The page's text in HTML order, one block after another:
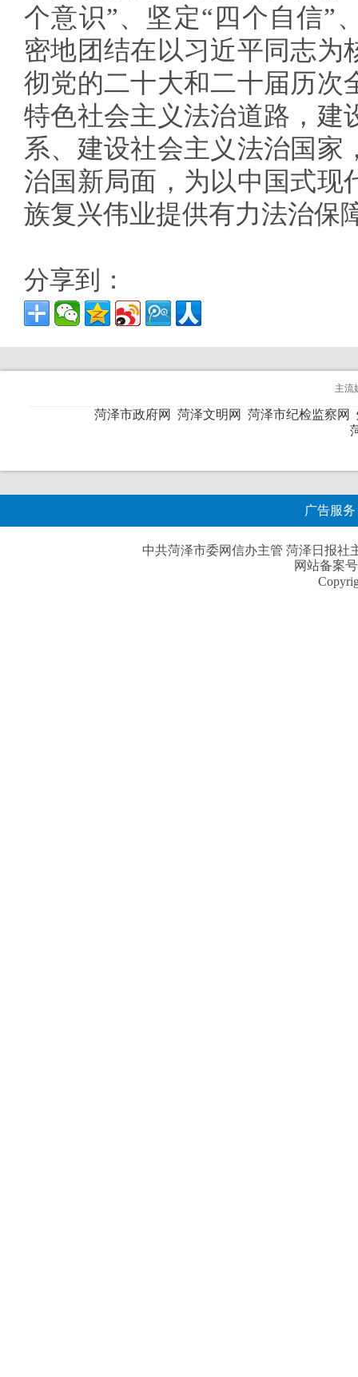
个意识”、坚定“四个自信”
密地团结在以习近平同志为
彻党的二十大和二十届历次
特色社会主义法治道路，建
系、建设社会主义法治国家
治国新局面，为以中国式现
族复兴伟业提供有力法治保
分享到：
主流
菏泽市政府网 菏泽文明网 菏泽市纪检监察网
广告服务
中共菏泽市委网信办主管 菏泽日报社
网站备案